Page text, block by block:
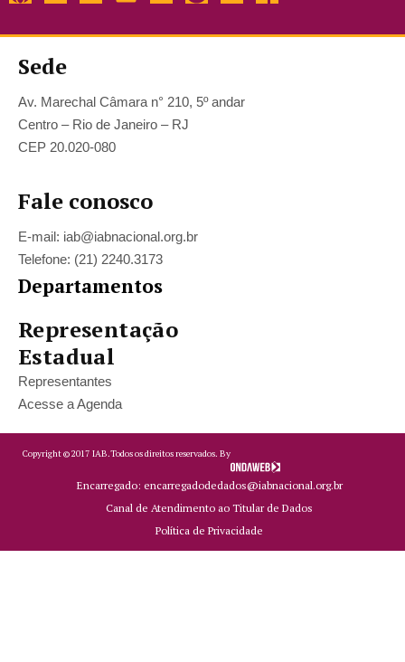
Sede
Av. Marechal Câmara n° 210, 5º andar
Centro – Rio de Janeiro – RJ
CEP 20.020-080
Fale conosco
E-mail: iab@iabnacional.org.br
Telefone: (21) 2240.3173
Departamentos
Representação
Estadual
Representantes
Acesse a Agenda
Copyright ©2017 IAB.Todos os direitos reservados. By
Encarregado: encarregadodedados@iabnacional.org.br
Canal de Atendimento ao Titular de Dados
Política de Privacidade